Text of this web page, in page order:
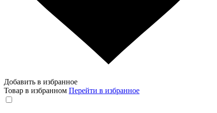
Добавить в избранное
Товар в избранном Перейти в избранное